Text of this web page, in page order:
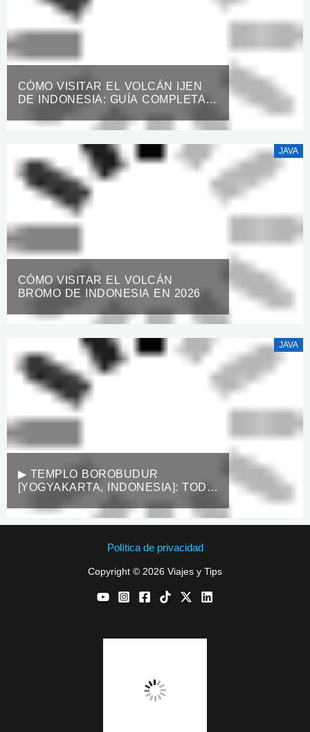
CÓMO VISITAR EL VOLCÁN IJEN
DE INDONESIA: GUÍA COMPLETA
JAVA
CÓMO VISITAR EL VOLCÁN
BROMO DE INDONESIA EN 2026
JAVA
▶︎ TEMPLO BOROBUDUR
[YOGYAKARTA, INDONESIA]: TODO
IR 2026
Política de privacidad
Copyright © 2026 Viajes y Tips